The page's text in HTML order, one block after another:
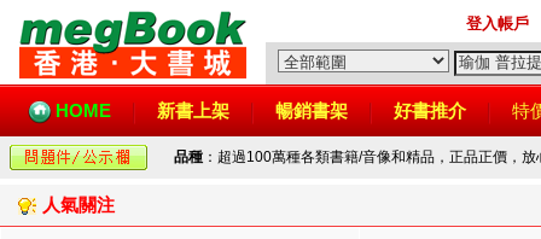
登入帳戶
HOME 新書上架 暢銷書架 好書推介 特
品種 ：超過100萬種各類書籍/音像和精品，正品正價，
人氣關注